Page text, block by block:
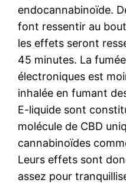
endocannabinoïde.
font ressentir au
les effets seront
45 minutes. La
électroniques est
inhalée en fumant
E-liquide sont
molécule de CBD
cannabinoïdes
Leurs effets sont
assez pour